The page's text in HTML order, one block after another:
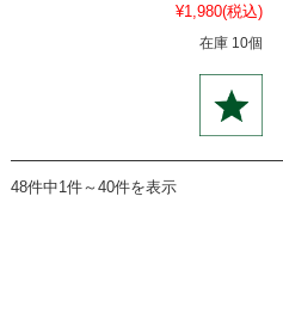
¥1,980(税込)
在庫 10個
48件中1件～40件を表示